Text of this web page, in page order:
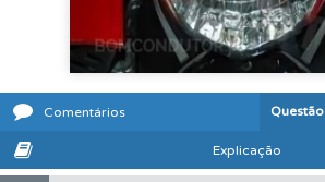
Comentários Questão
Explicação